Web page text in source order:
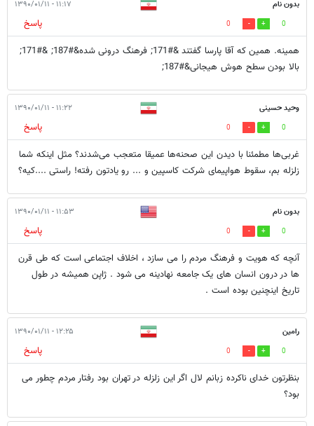
بدون نام ۱۱:۱۷ - ۱۳۹۰/۰۱/۱۱
0
0
پاسخ
همینه. همین که آقا پارسا گفتند &#171; فرهنگ درونی شده&#187; &#171;
بالا بودن سطح هوش هیجانی&#187;
وحید حسینی ۱۱:۲۲ - ۱۳۹۰/۰۱/۱۱
0
0
پاسخ
غربی‌ها مطمئنا با دیدن این صحنه‌ها عمیقا متعجب می‌شدند؟ مثل اینکه شما
زلزله بم، سقوط هواپیمای شرکت کاسپین و ... رو یادتون رفته! راستی ....کیه؟
بدون نام ۱۱:۵۳ - ۱۳۹۰/۰۱/۱۱
0
0
پاسخ
آنچه که هویت و فرهنگ مردم را می سازد ، اخلاف اجتماعی است که طی قرن
ها در درون انسان های یک جامعه نهادینه می شود . ژاپن همیشه در طول
تاریخ اینچنین بوده است .
رامین ۱۲:۲۵ - ۱۳۹۰/۰۱/۱۱
0
0
پاسخ
بنظرتون خدای ناکرده زبانم لال اگر این زلزله در تهران بود رفتار مردم چطور می
بود؟